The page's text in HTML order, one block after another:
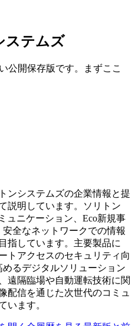
ステムズ
公開保存版です。まずここ
ンシステムズの企業情報と提
説明しています。ソリトン
ュニケーション、Eco新規事
全なネットワークでの情報
指しています。主要製品に
トアクセスのセキュリティ向
めるデジタルソリューション
遠隔臨場や自動運転技術に関
配信を通じた次世代のコミュ
います。